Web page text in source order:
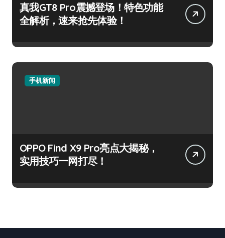
真我GT8 Pro震撼登场！特色功能
全解析，速来抢先体验！
手机新闻
OPPO Find X9 Pro亮点大揭秘，
实用技巧一网打尽！